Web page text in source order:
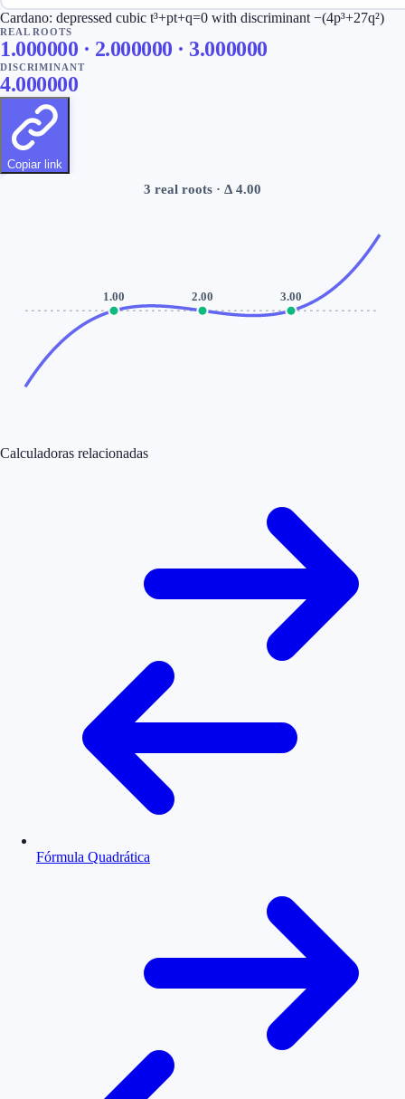
Cardano: depressed cubic t³+pt+q=0 with discriminant −(4p³+27q²)
REAL ROOTS
1.000000 · 2.000000 · 3.000000
DISCRIMINANT
4.000000
Copiar link
3 real roots· Δ4.00
1.00 2.00 3.00
Calculadoras relacionadas
Fórmula Quadrática